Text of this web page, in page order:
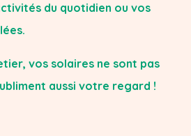
du quotidien ou vos
vos solaires ne sont pas
aussi votre regard !